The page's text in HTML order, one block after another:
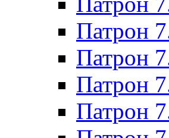
Патрон
Патрон
Патрон
Патрон